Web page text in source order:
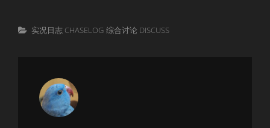
Categories
实况日志 CHASELOG 综合讨论 DISCUSS